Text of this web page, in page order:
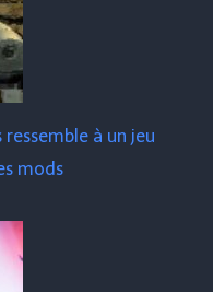
à un jeu
mods